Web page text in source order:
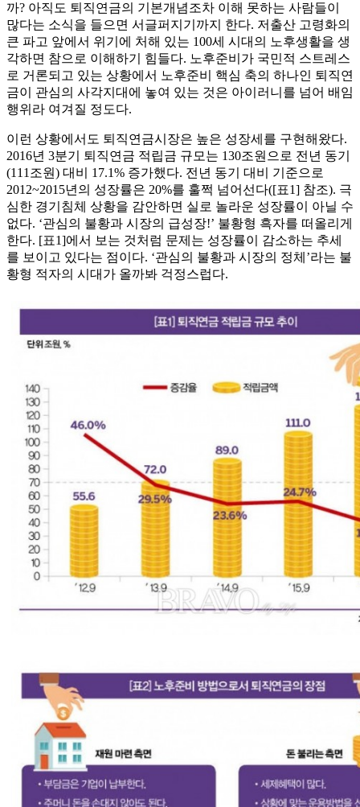
까? 아직도 퇴직연금의 기본개념조차 이해 못하는 사람들이
많다는 소식을 들으면 서글퍼지기까지 한다. 저출산 고령화의
큰 파고 앞에서 위기에 처해 있는 100세 시대의 노후생활을 생
각하면 참으로 이해하기 힘들다. 노후준비가 국민적 스트레스
로 거론되고 있는 상황에서 노후준비 핵심 축의 하나인 퇴직연
금이 관심의 사각지대에 놓여 있는 것은 아이러니를 넘어 배임
행위라 여겨질 정도다.
이런 상황에서도 퇴직연금시장은 높은 성장세를 구현해왔다.
2016년 3분기 퇴직연금 적립금 규모는 130조원으로 전년 동기
(111조원) 대비 17.1% 증가했다. 전년 동기 대비 기준으로
2012~2015년의 성장률은 20%를 훌쩍 넘어선다([표1] 참조). 극
심한 경기침체 상황을 감안하면 실로 놀라운 성장률이 아닐 수
없다. ‘관심의 불황과 시장의 급성장!’ 불황형 흑자를 떠올리게
한다. [표1]에서 보는 것처럼 문제는 성장률이 감소하는 추세
를 보이고 있다는 점이다. ‘관심의 불황과 시장의 정체’라는 불
황형 적자의 시대가 올까봐 걱정스럽다.